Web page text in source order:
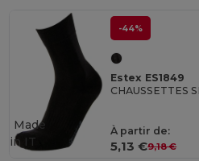
-44%
Estex ES1849
CHAUSSETTES
À partir de:
5,13 €9,18 €
Made
in IT